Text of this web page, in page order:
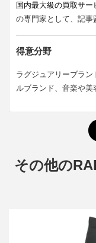
国内最大級の買取サー
の専門家として、記事
得意分野
ラグジュアリーブラ
ルブランド、音楽や
その他の